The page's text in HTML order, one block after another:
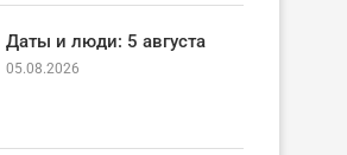
Даты и люди: 5 августа
05.08.2026